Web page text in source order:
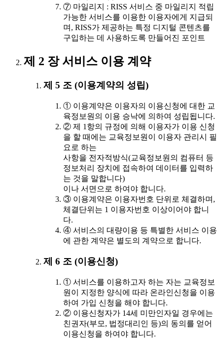
⑦ 마일리지 : RISS 서비스 중 마일리지 적립
가능한 서비스를 이용한 이용자에게 지급되
며, RISS가 제공하는 특정 디지털 콘텐츠를
구입하는 데 사용하도록 만들어진 포인트
제 2 장 서비스 이용 계약
제 5 조 (이용계약의 성립)
① 이용계약은 이용자의 이용신청에 대한 교
육정보원의 이용 승낙에 의하여 성립됩니다.
② 제 1항의 규정에 의해 이용자가 이용 신청
을 할 때에는 교육정보원이 이용자 관리시 필
요로 하는
사항을 전자적방식(교육정보원의 컴퓨터 등
정보처리 장치에 접속하여 데이터를 입력하
는 것을 말합니다)
이나 서면으로 하여야 합니다.
③ 이용계약은 이용자번호 단위로 체결하며,
체결단위는 1 이용자번호 이상이어야 합니
다.
④ 서비스의 대량이용 등 특별한 서비스 이용
에 관한 계약은 별도의 계약으로 합니다.
제 6 조 (이용신청)
① 서비스를 이용하고자 하는 자는 교육정보
원이 지정한 양식에 따라 온라인신청을 이용
하여 가입 신청을 해야 합니다.
② 이용신청자가 14세 미만인자일 경우에는
친권자(부모, 법정대리인 등)의 동의를 얻어
이용신청을 하여야 합니다.